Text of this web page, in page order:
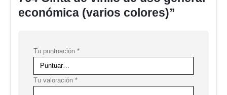
económica (varios colores)”
Tu puntuación *
Tu valoración *